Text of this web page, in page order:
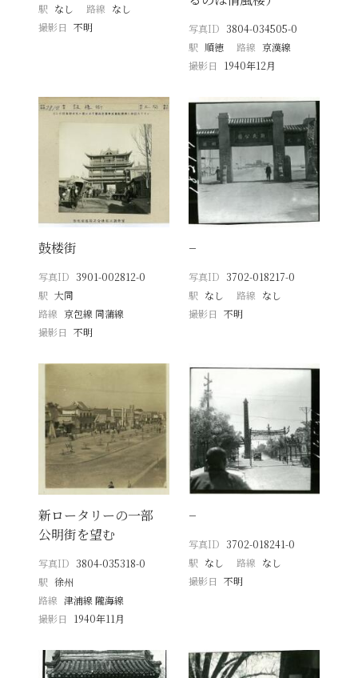
駅 なし 路線 なし
撮影日
不明 写真ID 3804-034505-0
駅 順徳 路線 京漢線
撮影日
1940年12月
鼓楼街
写真ID 3901-002812-0
駅 大同
路線 京包線 同蒲線
撮影日
不明
−
写真ID 3702-018217-0
駅 なし 路線 なし
撮影日 不明
新ロータリーの一部
公明街を望む
写真ID 3804-035318-0
駅 徐州
路線 津浦線 隴海線
撮影日
1940年11月
−
写真ID 3702-018241-0
駅 なし 路線 なし
撮影日 不明